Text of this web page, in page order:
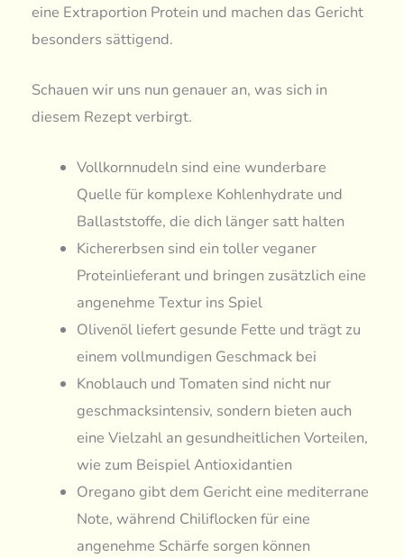
eine Extraportion Protein und machen das Gericht
besonders sättigend.
Schauen wir uns nun genauer an, was sich in
diesem Rezept verbirgt.
Vollkornnudeln sind eine wunderbare
Quelle für komplexe Kohlenhydrate und
Ballaststoffe, die dich länger satt halten
Kichererbsen sind ein toller veganer
Proteinlieferant und bringen zusätzlich eine
angenehme Textur ins Spiel
Olivenöl liefert gesunde Fette und trägt zu
einem vollmundigen Geschmack bei
Knoblauch und Tomaten sind nicht nur
geschmacksintensiv, sondern bieten auch
eine Vielzahl an gesundheitlichen Vorteilen,
wie zum Beispiel Antioxidantien
Oregano gibt dem Gericht eine mediterrane
Note, während Chiliflocken für eine
angenehme Schärfe sorgen können